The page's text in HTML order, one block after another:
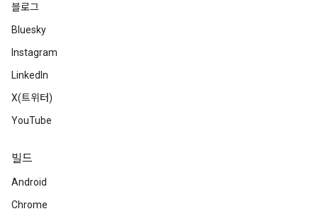
블로그
Bluesky
Instagram
LinkedIn
X(트위터)
YouTube
빌드
Android
Chrome